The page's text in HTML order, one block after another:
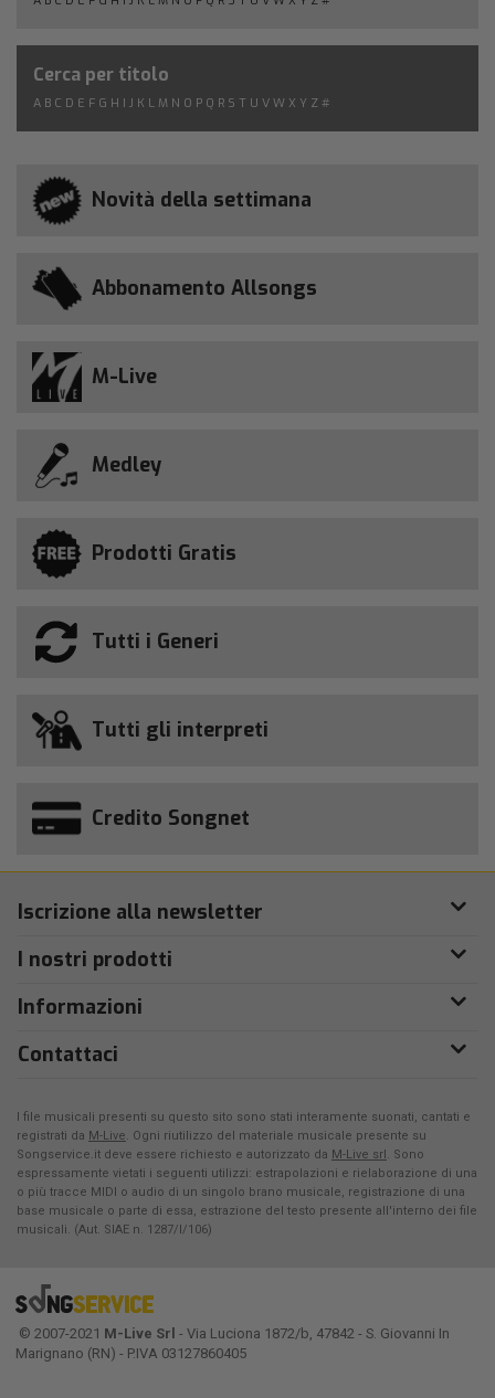
Cerca per titolo
A B C D E F G H I J K L M N O P Q R S T U V W X Y Z #
Novità della settimana
Abbonamento Allsongs
M-Live
Medley
Prodotti Gratis
Tutti i Generi
Tutti gli interpreti
Credito Songnet
Iscrizione alla newsletter
I nostri prodotti
Informazioni
Contattaci
I file musicali presenti su questo sito sono stati interamente suonati, cantati e
registrati da M-Live. Ogni riutilizzo del materiale musicale presente su
Songservice.it deve essere richiesto e autorizzato da M-Live srl. Sono
espressamente vietati i seguenti utilizzi: estrapolazioni e rielaborazione di una
o più tracce MIDI o audio di un singolo brano musicale, registrazione di una
base musicale o parte di essa, estrazione del testo presente all'interno dei file
musicali. (Aut. SIAE n. 1287/I/106)
© 2007-2021 M-Live Srl - Via Luciona 1872/b, 47842 - S. Giovanni In
Marignano (RN) - P.IVA 03127860405